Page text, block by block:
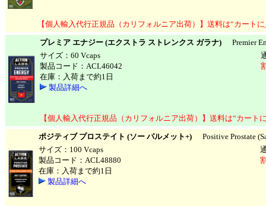
【個人輸入代行正規品（カリフォルニア出荷）】送料は“カート
プレミア エナジー (エクストラ ストレンクス ガラナ) Premier
サイズ：60 Vcaps
製品コード：ACL46042
在庫：入荷まで約1日
製品詳細へ
【個人輸入代行正規品（カリフォルニア出荷）】送料は“カート
ポジティブ プロステイト (ソー パルメット+) Positive Prostate
サイズ：100 Vcaps
製品コード：ACL48880
在庫：入荷まで約1日
製品詳細へ